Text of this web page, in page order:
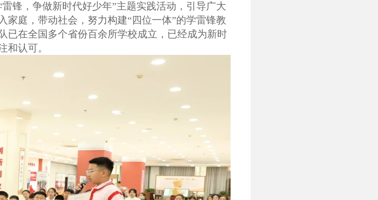
锋，争做新时代好少年”主题实践活动，引导广大
家庭，带动社会，努力构建“四位一体”的学雷锋教
已在全国多个省份百余所学校成立，已经成为新时
和认可。